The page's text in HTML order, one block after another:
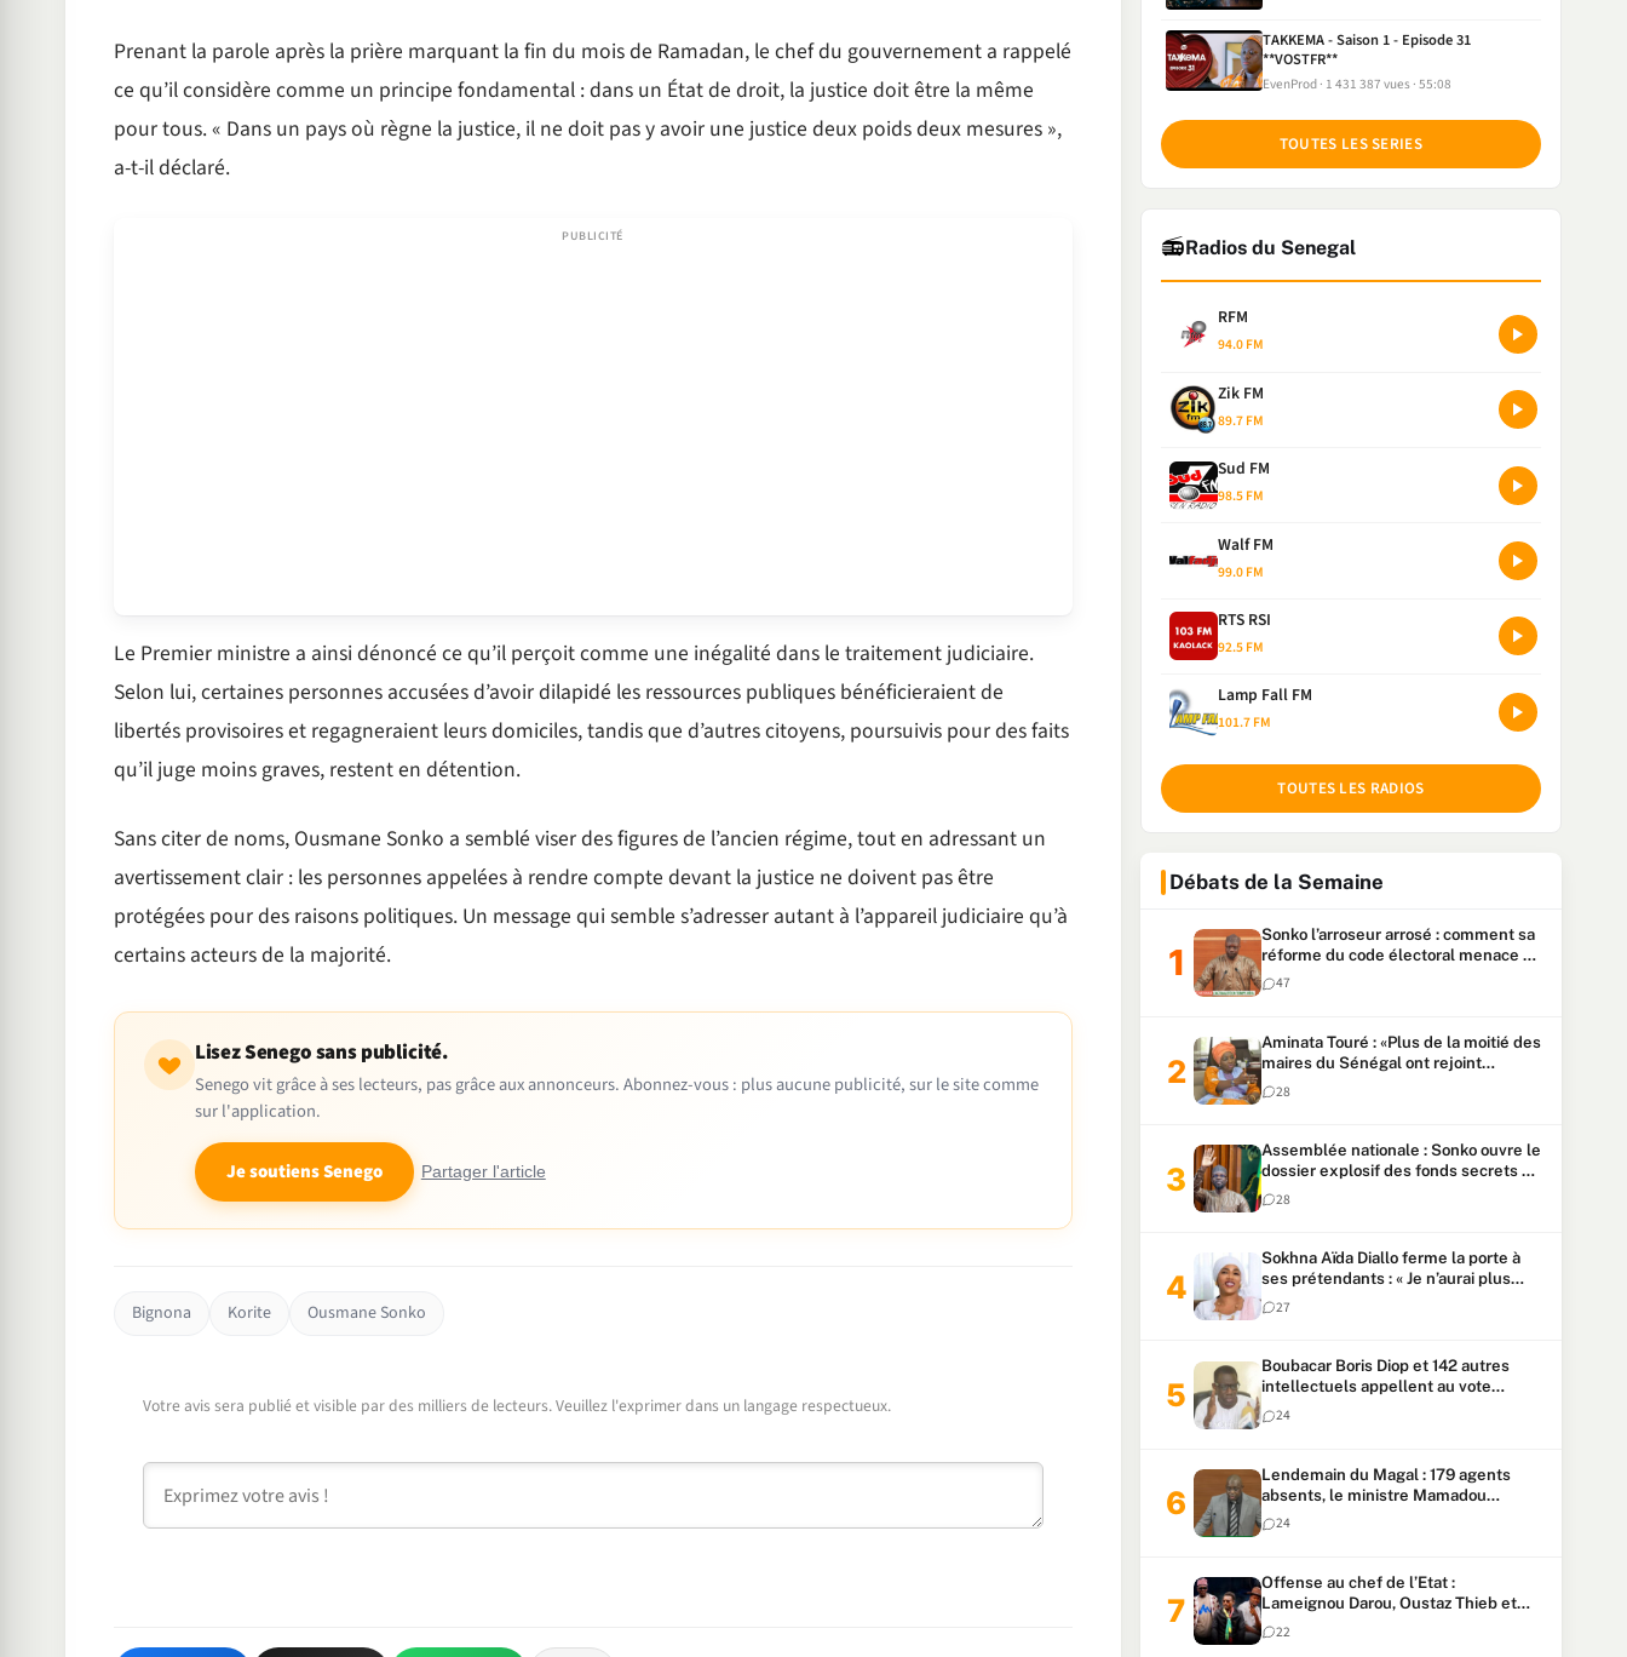
Prenant la parole après la prière marquant la fin du mois de Ramadan, le chef du gouvernement a rappelé
ce qu’il considère comme un principe fondamental : dans un État de droit, la justice doit être la même
pour tous. « Dans un pays où règne la justice, il ne doit pas y avoir une justice deux poids deux mesures »,
a-t-il déclaré.
Le Premier ministre a ainsi dénoncé ce qu’il perçoit comme une inégalité dans le traitement judiciaire.
Selon lui, certaines personnes accusées d’avoir dilapidé les ressources publiques bénéficieraient de
libertés provisoires et regagneraient leurs domiciles, tandis que d’autres citoyens, poursuivis pour des faits
qu’il juge moins graves, restent en détention.
Sans citer de noms, Ousmane Sonko a semblé viser des figures de l’ancien régime, tout en adressant un
avertissement clair : les personnes appelées à rendre compte devant la justice ne doivent pas être
protégées pour des raisons politiques. Un message qui semble s’adresser autant à l’appareil judiciaire qu’à
certains acteurs de la majorité.
Lisez Senego sans publicité.
Senego vit grâce à ses lecteurs, pas grâce aux annonceurs. Abonnez-vous : plus aucune publicité, sur le site comme
sur l'application.
Je soutiens Senego Partager l'article
Bignona Korite Ousmane Sonko
Votre avis sera publié et visible par des milliers de lecteurs. Veuillez l'exprimer dans un langage respectueux.
Commentaire
TAKKEMA - Saison 1 - Episode 31
**VOSTFR**
EvenProd 1 431 387 vues 55:08
TOUTES LES SERIES
📻Radios du Senegal
RFM
94.0 FM
Zik FM
89.7 FM
Sud FM
98.5 FM
Walf FM
99.0 FM
RTS RSI
92.5 FM
Lamp Fall FM
101.7 FM
TOUTES LES RADIOS
Débats de la Semaine
Sonko l’arroseur arrosé : comment sa
réforme du code électoral menace sa
candidature
47
Aminata Touré : «Plus de la moitié des
maires du Sénégal ont rejoint
Kiiraay»
28
Assemblée nationale : Sonko ouvre le
dossier explosif des fonds secrets et
du patrimoine présidentiel
28
Sokhna Aïda Diallo ferme la porte à
ses prétendants : « Je n’aurai plus
jamais un autre mari »
27
Boubacar Boris Diop et 142 autres
intellectuels appellent au vote
urgent de la révision
constitutionnelle
24
Lendemain du Magal : 179 agents
absents, le ministre Mamadou
Lamine Dianté exige des explications
24
Offense au chef de l’Etat :
Lameignou Darou, Oustaz Thieb et
Ndiaye Touba lourdement
condamnés
22